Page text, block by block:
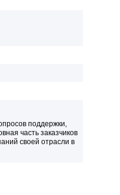
поддержки,
часть заказчиков
своей отрасли в